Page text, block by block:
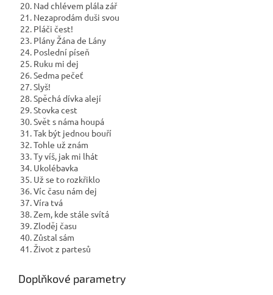
20. Nad chlévem plála zář
21. Nezaprodám duši svou
22. Pláči čest!
23. Plány Žána de Lány
24. Poslední píseň
25. Ruku mi dej
26. Sedma pečeť
27. Slyš!
28. Spěchá dívka alejí
29. Stovka cest
30. Svět s náma houpá
31. Tak být jednou bouří
32. Tohle už znám
33. Ty víš, jak mi lhát
34. Ukolébavka
35. Už se to rozkřiklo
36. Víc času nám dej
37. Víra tvá
38. Zem, kde stále svítá
39. Zloděj času
40. Zůstal sám
41. Život z partesů
Doplňkové parametry